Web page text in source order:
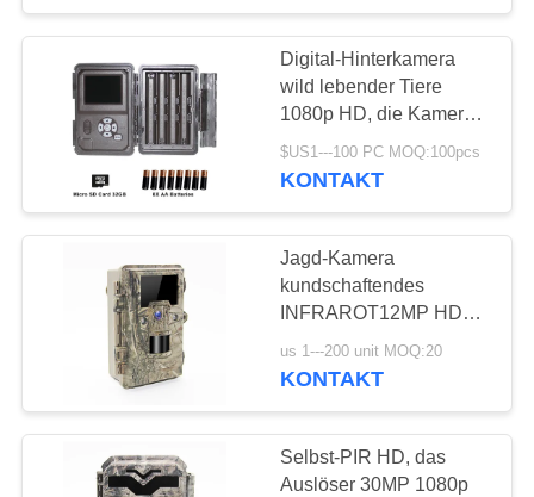
Jagd von
Kamerazubehören
Zelluläre Spiel-
Kamera
Digital-Hinterkamera
wild lebender Tiere
1080p HD, die Kamera
12MP Waterproof
TARNUNG Farbe jagt
$US1---100 PC MOQ:100pcs
KONTAKT
Jagd-Kamera
kundschaftendes
INFRAROT12MP HD
Auto PIR wild lebender
Tiere 940nm IR
us 1---200 unit MOQ:20
KONTAKT
Selbst-PIR HD, das
Auslöser 30MP 1080p